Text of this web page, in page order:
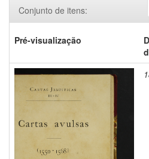
Conjunto de itens:
Pré-visualização